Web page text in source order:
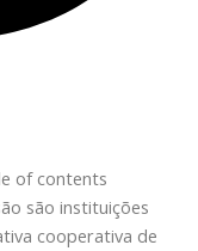
of contents
são instituições
cooperativa de